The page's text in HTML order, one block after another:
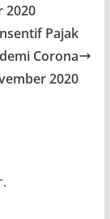
2020
Pajak
Corona
2020